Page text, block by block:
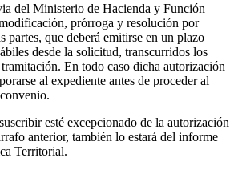
del Ministerio de Hacienda y Función
prórroga y resolución por
partes, que deberá emitirse en un plazo
desde la solicitud, transcurridos los
En todo caso dicha autorización
al expediente antes de proceder al
esté excepcionado de la autorización
anterior, también lo estará del informe
Territorial.